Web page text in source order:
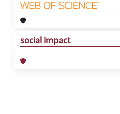
social impact